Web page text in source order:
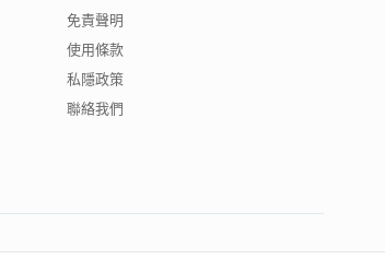
免責聲明
使用條款
私隱政策
聯絡我們